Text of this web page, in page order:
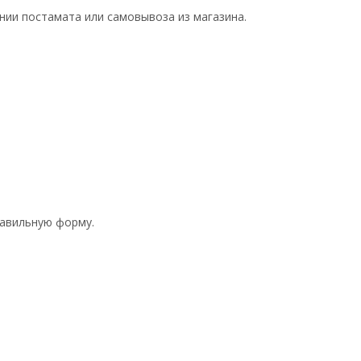
постамата или самовывоза из магазина.
форму.